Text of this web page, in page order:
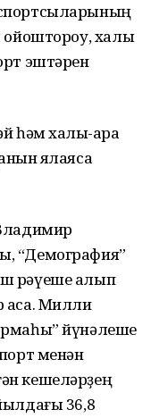
халыҡ
эштәрен
һәм халыҡ-ара
яҡлаясаҡ
“Демография”
рәүеше алып
аса. Милли
йүнәлеше
менән
кешеләрҙең
36,8